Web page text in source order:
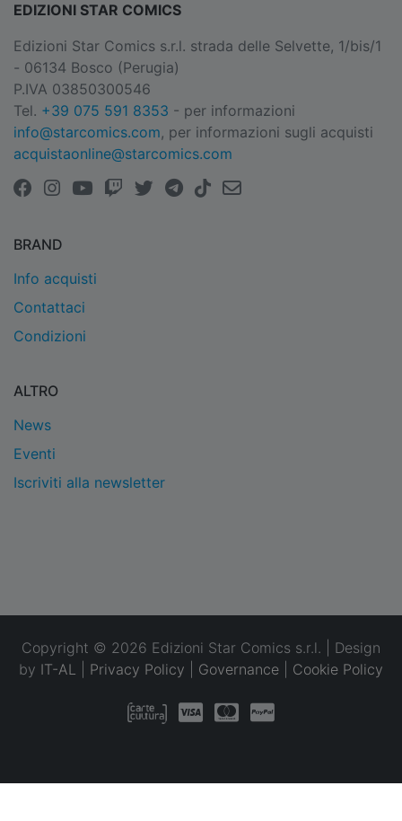
EDIZIONI STAR COMICS
Edizioni Star Comics s.r.l. strada delle Selvette, 1/bis/1
- 06134 Bosco (Perugia)
P.IVA 03850300546
Tel. +39 075 591 8353 - per informazioni
info@starcomics.com, per informazioni sugli acquisti
acquistaonline@starcomics.com
BRAND
Info acquisti
Contattaci
Condizioni
ALTRO
News
Eventi
Iscriviti alla newsletter
Copyright © 2026 Edizioni Star Comics s.r.l. | Design
by IT-AL Privacy Policy Governance Cookie Policy